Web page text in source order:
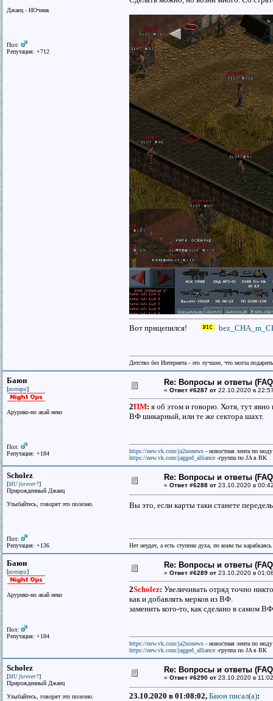
Джаец - НОчник
Пол:
Репутация: +712
Вот прицепился!
Детство без Интернета - это лучшее, что могла
Баюн
[котяра]
Арурико-но акай неко
Пол:
Репутация: +184
Re: Вопросы и ответы
« Ответ #6287 от 22.10.2020 в
2ПМ: я об этом и говорю. Хотя, тут
ВФ шикарный, или те же сектора шахт.
https://new.vk.com/ja2nonews - новостная лента по
https://new.vk.com/jagged_alliance -группа по JA в ВК
Scholez
[MU forever?]
Прирожденный Джаец
Улыбайтесь, говорят это полезно.
Пол:
Репутация: +136
Re: Вопросы и ответы
« Ответ #6288 от 23.10.2020 в
Вы это, если карты таки станете
Нет неудач, а есть ступени духа, по коим ты
Баюн
[котяра]
Арурико-но акай неко
Пол:
Репутация: +184
Re: Вопросы и ответы
« Ответ #6289 от 23.10.2020 в
2Scholez: Увеличивать отряд точно
как и добавлять мерков из ВФ.
заменить кого-то, как сделано в самом
https://new.vk.com/ja2nonews - новостная лента по
https://new.vk.com/jagged_alliance -группа по JA в ВК
Scholez
[MU forever?]
Прирожденный Джаец
Улыбайтесь, говорят это полезно.
Re: Вопросы и ответы
« Ответ #6290 от 23.10.2020 в
23.10.2020 в 01:08:02, Баюн писал(a):